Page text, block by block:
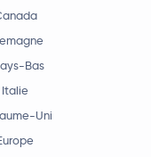
Bas
Uni